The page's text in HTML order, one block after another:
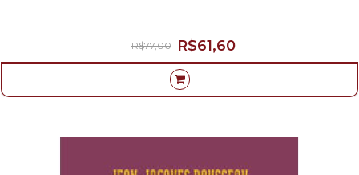
R$61,60
R$77,00